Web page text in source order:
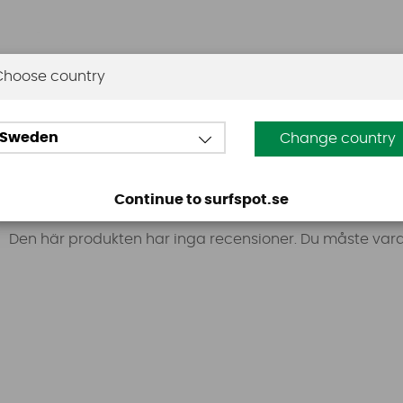
Omdömen
Den här produkten har inga recensioner. Du måste
country
Sweden Change country
Continue to surfspot.se